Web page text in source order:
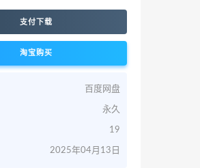
支付下载
淘宝购买
百度网盘
永久
19
2025年04月13日